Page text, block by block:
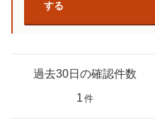
する
過去30日の確認件数
1件